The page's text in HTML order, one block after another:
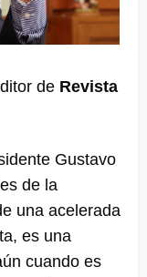
de Revista
Gustavo
de la
una acelerada
es una
cuando es